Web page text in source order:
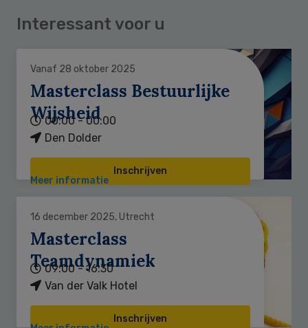
Interessant voor u
Vanaf 28 oktober 2025
Masterclass Bestuurlijke
Wijsheid
00:00 - 00:00
Den Dolder
Inschrijven
Meer informatie
16 december 2025, Utrecht
Masterclass
Teamdynamiek
09:00 - 16:30
Van der Valk Hotel
Inschrijven